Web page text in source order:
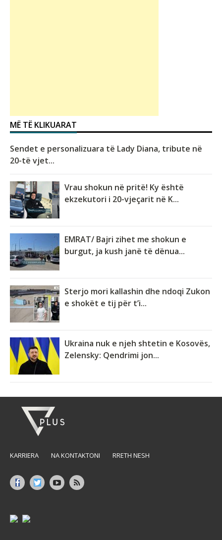
MË TË KLIKUARAT
Sendet e personalizuara të Lady Diana, tribute në
20-të vjet...
Vrau shokun në pritë! Ky është
ekzekutori i 20-vjeçarit në K...
EMRAT/ Bajri zihet me shokun e
burgut, ja kush janë të dënua...
Sterjo mori kallashin dhe ndoqi Zukon
e shokët e tij për t’i...
Ukraina nuk e njeh shtetin e Kosovës,
Zelensky: Qendrimi jon...
KARRIERA NA KONTAKTONI RRETH NESH